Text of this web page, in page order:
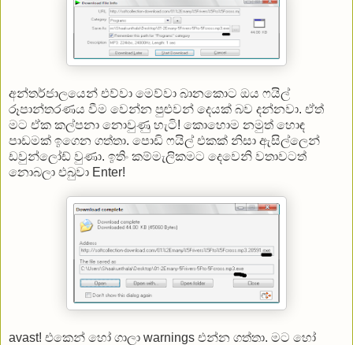
අන්තර්ජාලයෙන් එව්වා මෙව්වා බානකොට ඔය ෆයිල්
රූපාන්තරණය වීම වෙන්න පුළුවන් දෙයක් බව දන්නවා. ඒත්
මට ඒක කල්පනා නොවුණු හැටි! කොහොම නමුත් හොඳ
පාඩමක් ඉගෙන ගත්තා. පොඩි ෆයිල් එකක් නිසා ඇසිල්ලෙන්
ඩවුන්ලෝඩ් වුණා. ඉතිං කම්මැලිකමට දෙවෙනි වතාවටත්
නොබලා එබුවා Enter!
avast! එකෙන් හෝ ගාලා warnings එන්න ගත්තා. මට හෝ